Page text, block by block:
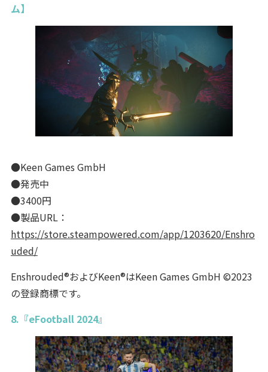
ム】
●Keen Games GmbH
●発売中
●3400円
●製品URL：
https://store.steampowered.com/app/1203620/Enshro
uded/
Enshrouded®およびKeen®はKeen Games GmbH ©2023
の登録商標です。
8.『eFootball 2024』